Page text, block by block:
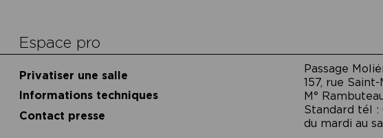
Espace pro
Privatiser une salle
Informations techniques
Contact presse
Passage
157, rue
M°
Standard tél :
du mardi au